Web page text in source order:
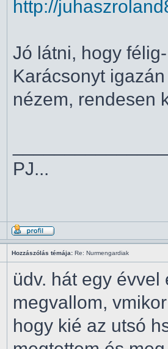
http://
Jó látni, hogy
Karácsonyt
nézem, rendesen
PJ...
Hozzászólás témája: Re: Nurmengardiak
üdv. hát egy
megvallom,
hogy kié az utsó